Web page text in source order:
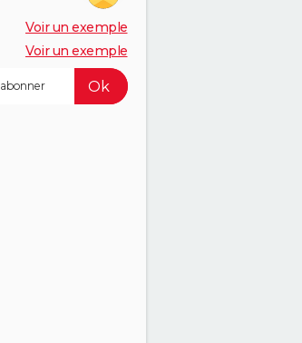
Voir un exemple
Voir un exemple